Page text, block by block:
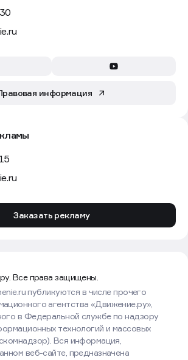
информация
Заказать рекламу
Все права защищены.
публикуются в числе прочего
агентства «Движение.ру»,
в Федеральной службе по надзору
технологий и массовых
Вся информация,
веб-сайте, предназначена